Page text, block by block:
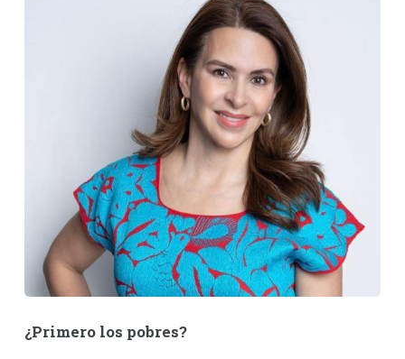
¿Primero los pobres?